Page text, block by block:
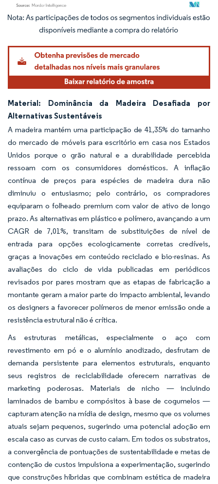
Imagem © Mordor Intelligence. O reuso requer atribuição conforme CC BY 4.0.
Material: Dominância da Madeira Desafiada por
Alternativas Sustentáveis
A madeira mantém uma participação de 41,35% do tamanho
do mercado de móveis para escritório em casa nos Estados
Unidos porque o grão natural e a durabilidade percebida
ressoam com os consumidores domésticos. A inflação
contínua de preços para espécies de madeira dura não
diminuiu o entusiasmo; pelo contrário, os compradores
equiparam o folheado premium com valor de ativo de longo
prazo. As alternativas em plástico e polímero, avançando a um
CAGR de 7,01%, transitam de substituições de nível de
entrada para opções ecologicamente corretas credíveis,
graças a inovações em conteúdo reciclado e bio-resinas. As
avaliações do ciclo de vida publicadas em periódicos
revisados por pares mostram que as etapas de fabricação a
montante geram a maior parte do impacto ambiental, levando
os designers a favorecer polímeros de menor emissão onde a
resistência estrutural não é crítica.
As estruturas metálicas, especialmente o aço com
revestimento em pó e o alumínio anodizado, desfrutam de
demanda persistente para elementos estruturais, enquanto
seus registros de reciclabilidade oferecem narrativas de
marketing poderosas. Materiais de nicho — incluindo
laminados de bambu e compósitos à base de cogumelos —
capturam atenção na mídia de design, mesmo que os volumes
atuais sejam pequenos, sugerindo uma potencial adoção em
escala caso as curvas de custo caiam. Em todos os substratos,
a convergência de pontuações de sustentabilidade e metas de
contenção de custos impulsiona a experimentação, sugerindo
que construções híbridas que combinam estética de madeira